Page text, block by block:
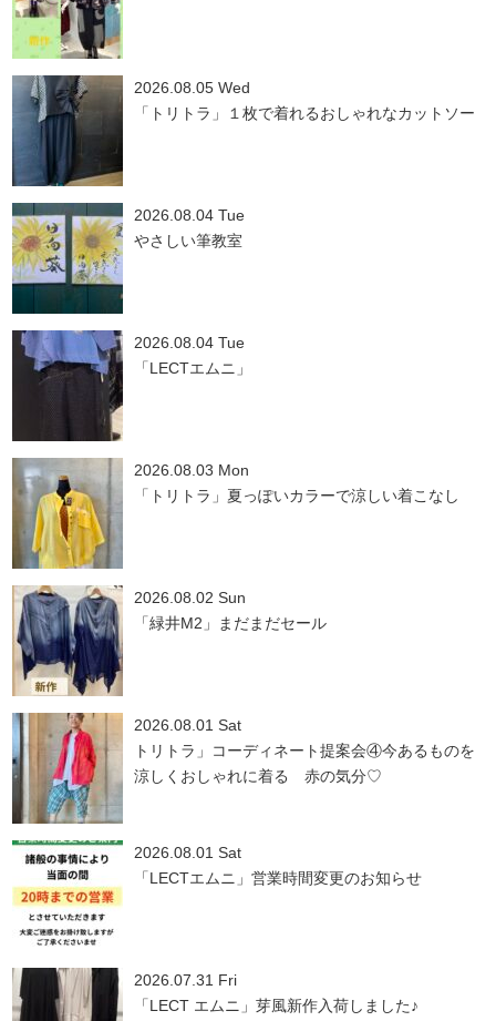
2026.08.05 Wed
「トリトラ」１枚で着れるおしゃれなカットソー
2026.08.04 Tue
やさしい筆教室
2026.08.04 Tue
「LECTエムニ」
2026.08.03 Mon
「トリトラ」夏っぽいカラーで涼しい着こなし
2026.08.02 Sun
「緑井M2」まだまだセール
2026.08.01 Sat
トリトラ」コーディネート提案会④今あるものを
涼しくおしゃれに着る 赤の気分♡
2026.08.01 Sat
「LECTエムニ」営業時間変更のお知らせ
2026.07.31 Fri
「LECT エムニ」芽風新作入荷しました♪